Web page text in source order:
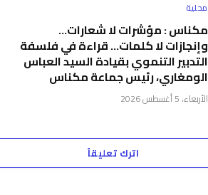
محلية
مكناس : مؤشرات لا شعارات…
وإنجازات لا كلمات… قراءة في فلسفة
التدبير التنموي بقيادة السيد العباس
الومغاري، رئيس جماعة مكناس
الأربعاء، 5 أغسطس 2026
اترك تعليقاً